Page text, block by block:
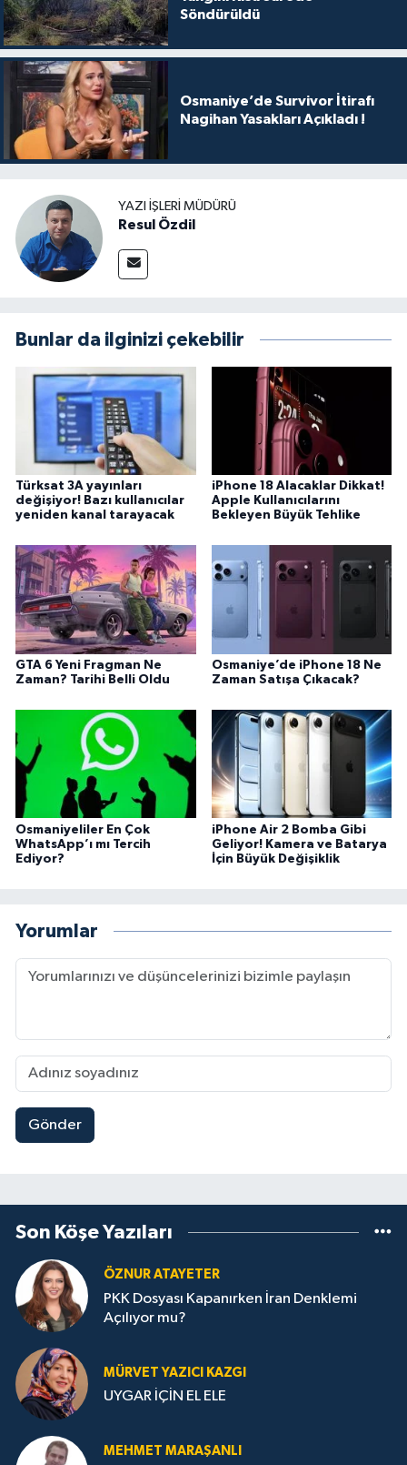
Söndürüldü
Osmaniye’de Survivor İtirafı
Nagihan Yasakları Açıkladı !
YAZI İŞLERI MÜDÜRÜ
Resul Özdil
Bunlar da ilginizi çekebilir
Türksat 3A yayınları
değişiyor! Bazı kullanıcılar
yeniden kanal tarayacak
iPhone 18 Alacaklar Dikkat!
Apple Kullanıcılarını
Bekleyen Büyük Tehlike
GTA 6 Yeni Fragman Ne
Zaman? Tarihi Belli Oldu
Osmaniye’de iPhone 18 Ne
Zaman Satışa Çıkacak?
Osmaniyeliler En Çok
WhatsApp’ı mı Tercih
Ediyor?
iPhone Air 2 Bomba Gibi
Geliyor! Kamera ve Batarya
İçin Büyük Değişiklik
Yorumlar
Gönder
Son Köşe Yazıları
ÖZNUR ATAYETER
PKK Dosyası Kapanırken İran Denklemi
Açılıyor mu?
MÜRVET YAZICI KAZGI
UYGAR İÇİN EL ELE
MEHMET MARAŞANLI